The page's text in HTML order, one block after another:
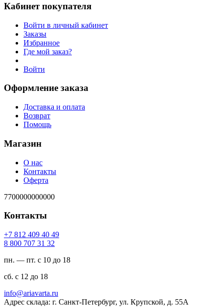
Кабинет покупателя
Войти в личный кабинет
Заказы
Избранное
Где мой заказ?
Войти
Оформление заказа
Доставка и оплата
Возврат
Помощь
Магазин
О нас
Контакты
Оферта
7700000000000
Контакты
94 04 904 218 7+
23 13 707 008 8
пн. — пт. с 10 до 18
сб. с 12 до 18
ur.atravaira@ofni
Адрес склада: г. Санкт-Петербург, ул. Крупской, д. 55А